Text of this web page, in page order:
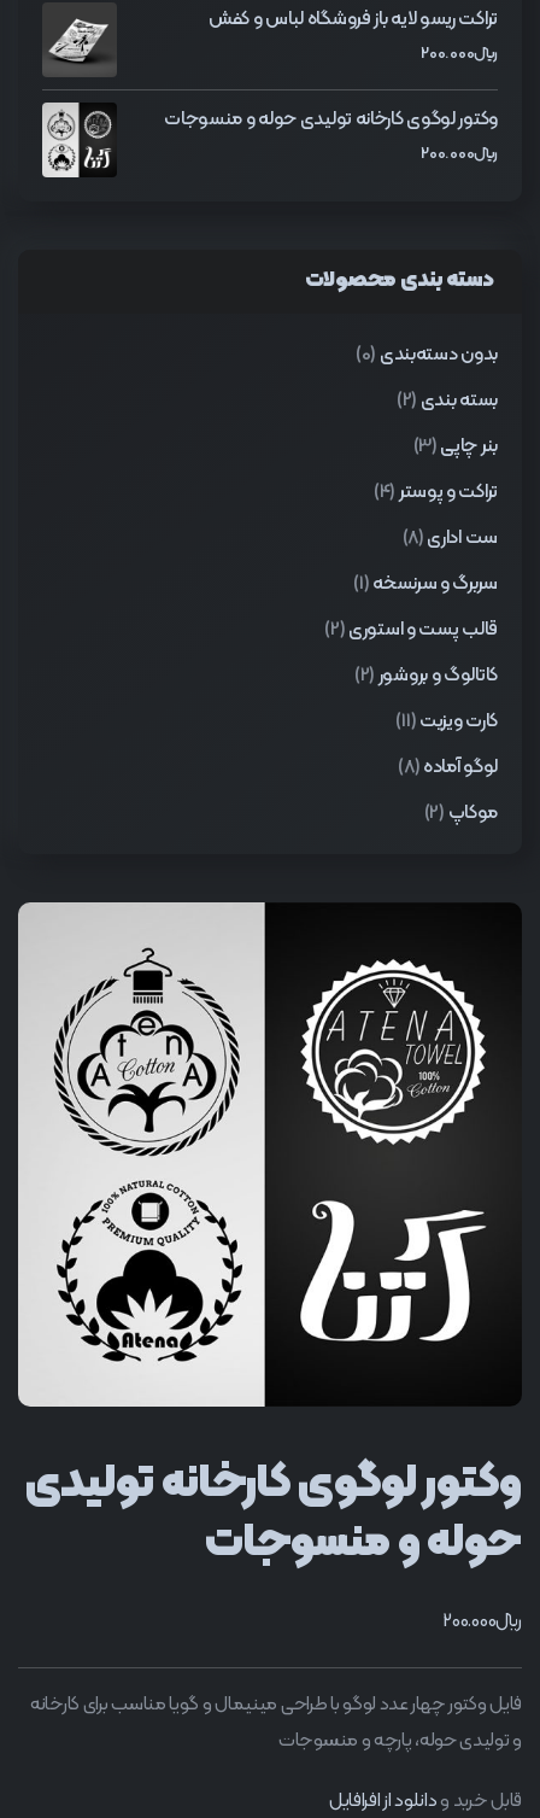
تراکت ریسو لایه باز فروشگاه لباس و کفش
﷼200.000
وکتور لوگوی کارخانه تولیدی حوله و منسوجات
﷼200.000
دسته بندی محصولات
بدون دسته‌بندی (0)
بسته بندی (2)
بنر چاپی(3)
تراکت و پوستر(4)
ست اداری(8)
سربرگ و سرنسخه(1)
قالب پست و استوری(2)
کاتالوگ و بروشور(2)
کارت ویزیت(11)
لوگو آماده(8)
موکاپ (2)
وکتور لوگوی کارخانه تولیدی
حوله و منسوجات
﷼200.000
فایل وکتور چهار عدد لوگو با طراحی مینیمال و گویا مناسب برای کارخانه
و تولیدی حوله، پارچه و منسوجات
قابل خرید ودانلود از افرافایل